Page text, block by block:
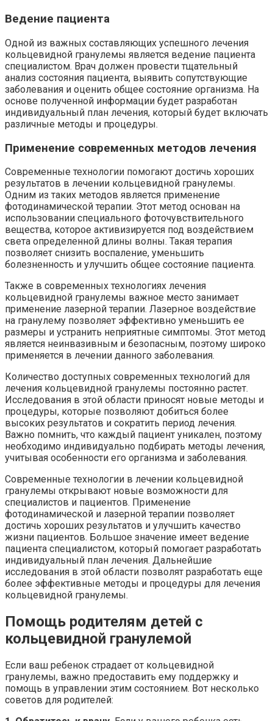
Ведение пациента
Одной из важных составляющих успешного лечения
кольцевидной гранулемы является ведение пациента
специалистом. Врач должен провести тщательный
анализ состояния пациента, выявить сопутствующие
заболевания и оценить общее состояние организма. На
основе полученной информации будет разработан
индивидуальный план лечения, который будет включать
различные методы и процедуры.
Применение современных методов лечения
Современные технологии помогают достичь хороших
результатов в лечении кольцевидной гранулемы.
Одним из таких методов является применение
фотодинамической терапии. Этот метод основан на
использовании специального фоточувствительного
вещества, которое активизируется под воздействием
света определенной длины волны. Такая терапия
позволяет снизить воспаление, уменьшить
болезненность и улучшить общее состояние пациента.
Также в современных технологиях лечения
кольцевидной гранулемы важное место занимает
применение лазерной терапии. Лазерное воздействие
на гранулему позволяет эффективно уменьшить ее
размеры и устранить неприятные симптомы. Этот метод
является неинвазивным и безопасным, поэтому широко
применяется в лечении данного заболевания.
Количество доступных современных технологий для
лечения кольцевидной гранулемы постоянно растет.
Исследования в этой области приносят новые методы и
процедуры, которые позволяют добиться более
высоких результатов и сократить период лечения.
Важно помнить, что каждый пациент уникален, поэтому
необходимо индивидуально подбирать методы лечения,
учитывая особенности его организма и заболевания.
Современные технологии в лечении кольцевидной
гранулемы открывают новые возможности для
специалистов и пациентов. Применение
фотодинамической и лазерной терапии позволяет
достичь хороших результатов и улучшить качество
жизни пациентов. Большое значение имеет ведение
пациента специалистом, который помогает разработать
индивидуальный план лечения. Дальнейшие
исследования в этой области позволят разработать еще
более эффективные методы и процедуры для лечения
кольцевидной гранулемы.
Помощь родителям детей с
кольцевидной гранулемой
Если ваш ребенок страдает от кольцевидной
гранулемы, важно предоставить ему поддержку и
помощь в управлении этим состоянием. Вот несколько
советов для родителей: